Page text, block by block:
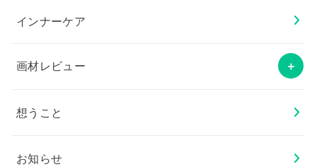
インナーケア
画材レビュー
想うこと
お知らせ